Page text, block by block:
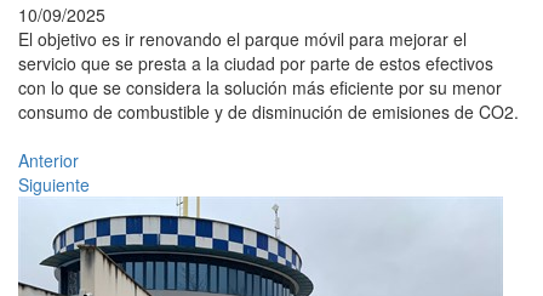
10/09/2025
El objetivo es ir renovando el parque móvil para mejorar el
servicio que se presta a la ciudad por parte de estos efectivos
con lo que se considera la solución más eficiente por su menor
consumo de combustible y de disminución de emisiones de CO2.
Anterior
Siguiente